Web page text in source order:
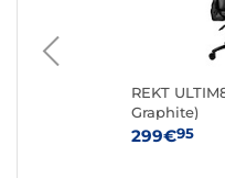
REKT
Graphite)
299€95